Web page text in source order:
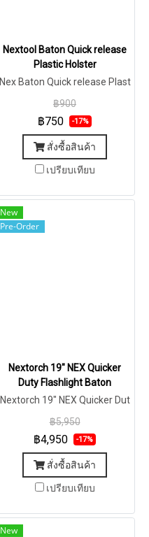
Nextool Baton Quick release
Plastic Holster
Nex Baton Quick release Plast
฿900
฿750 -17%
สั่งซื้อสินค้า
เปรียบเทียบ
New
Pre-Order
Nextorch 19" NEX Quicker
Duty Flashlight Baton
Nextorch 19" NEX Quicker Dut
฿5,950
฿4,950 -17%
สั่งซื้อสินค้า
เปรียบเทียบ
New